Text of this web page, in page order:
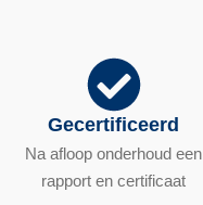
Gecertificeerd
Na afloop onderhoud een
rapport en certificaat